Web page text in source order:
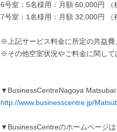
6号室：5名様用：月額 60,000円 （
7号室：1名様用：月額 32,000円 （
※上記サービス料金に所定の共益
※その他空室状況やご料金に関し
▼BusinessCentreNagoya
http://www.businesscentre.jp/
▼BusinessCentreのホームページ